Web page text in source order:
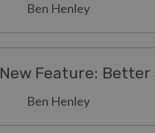
Ben Henley
New Feature:
Ben Henley